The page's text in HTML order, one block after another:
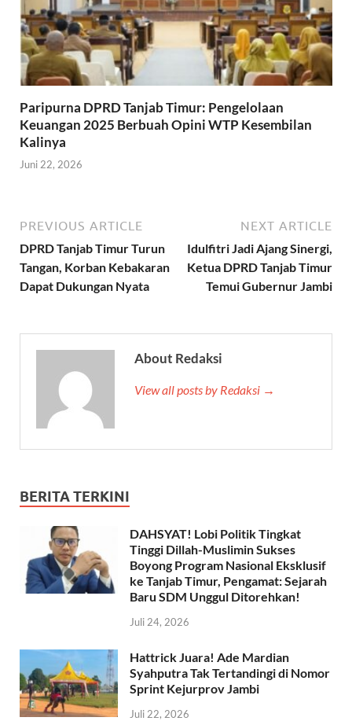
Paripurna DPRD Tanjab Timur: Pengelolaan
Keuangan 2025 Berbuah Opini WTP Kesembilan
Kalinya
Juni 22, 2026
PREVIOUS ARTICLE
DPRD Tanjab Timur Turun
Tangan, Korban Kebakaran
Dapat Dukungan Nyata
NEXT ARTICLE
Idulfitri Jadi Ajang Sinergi,
Ketua DPRD Tanjab Timur
Temui Gubernur Jambi
About Redaksi
View all posts by Redaksi →
BERITA TERKINI
DAHSYAT! Lobi Politik Tingkat
Tinggi Dillah-Muslimin Sukses
Boyong Program Nasional Eksklusif
ke Tanjab Timur, Pengamat: Sejarah
Baru SDM Unggul Ditorehkan!
Juli 24, 2026
Hattrick Juara! Ade Mardian
Syahputra Tak Tertandingi di Nomor
Sprint Kejurprov Jambi
Juli 22, 2026